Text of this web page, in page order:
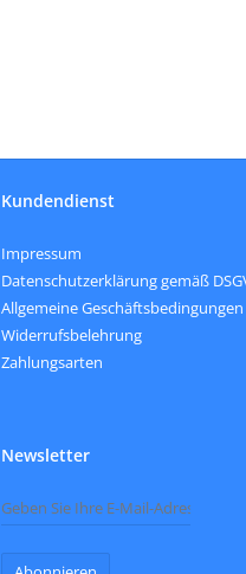
Kundendienst
Impressum
Datenschutzerklärung gemäß
Allgemeine Geschäftsbedingungen
Widerrufsbelehrung
Zahlungsarten
Newsletter